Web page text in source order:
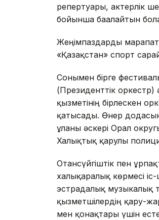
репертуары, актерлік
бойынша бағалайтын
Жеңімпаздарды
«Қазақстан» спорт
Сонымен бірге
(Президенттік
қызметінің бірлескен
қатысады. Өнер
ұланы әскері Орал
Халықтық қарулы
Отансүйгіштік пен
халықаралық көрмесі
эстрадалық музыкалық
қызметшілердің қару-
мен қонақтары үшін